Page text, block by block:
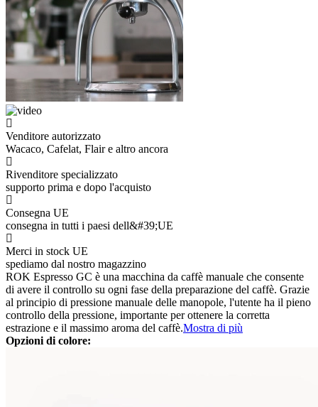
Venditore autorizzato
Wacaco, Cafelat, Flair e altro ancora
Rivenditore specializzato
supporto prima e dopo l'acquisto
Consegna UE
consegna in tutti i paesi dell&#39;UE
Merci in stock UE
spediamo dal nostro magazzino
ROK Espresso GC è una macchina da caffè manuale che consente
di avere il controllo su ogni fase della preparazione del caffè. Grazie
al principio di pressione manuale delle manopole, l'utente ha il pieno
controllo della pressione, importante per ottenere la corretta
estrazione e il massimo aroma del caffè.Mostra di più
Opzioni di colore: